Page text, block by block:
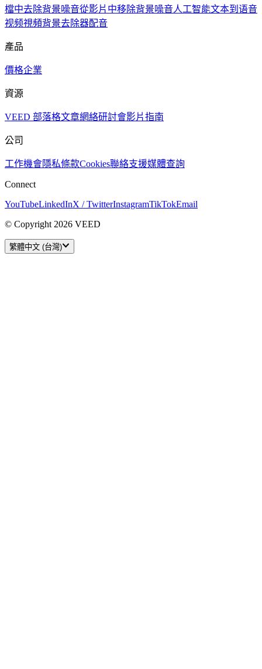
檔中去除背景噪音從影片中移除背景噪音人工智能文本到语音
视频視頻背景去除器配音
產品
價格企業
資源
VEED 部落格文章網絡研討會影片指南
公司
工作機會隱私條款Cookies聯絡支援媒體查詢
Connect
YouTubeLinkedInX / TwitterInstagramTikTokEmail
© Copyright 2026 VEED
繁體中文 (台灣)